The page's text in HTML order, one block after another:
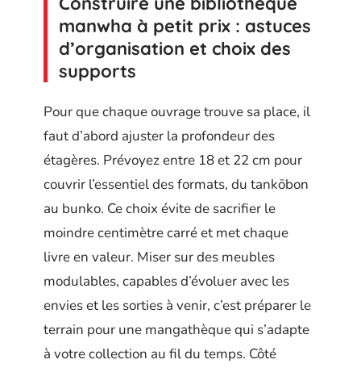
manwha à petit prix : astuces
d’organisation et choix des
supports
Pour que chaque ouvrage trouve sa place, il
faut d’abord ajuster la profondeur des
étagères. Prévoyez entre 18 et 22 cm pour
couvrir l’essentiel des formats, du tankōbon
au bunko. Ce choix évite de sacrifier le
moindre centimètre carré et met chaque
livre en valeur. Miser sur des meubles
modulables, capables d’évoluer avec les
envies et les sorties à venir, c’est préparer le
terrain pour une mangathèque qui s’adapte
à votre collection au fil du temps. Côté